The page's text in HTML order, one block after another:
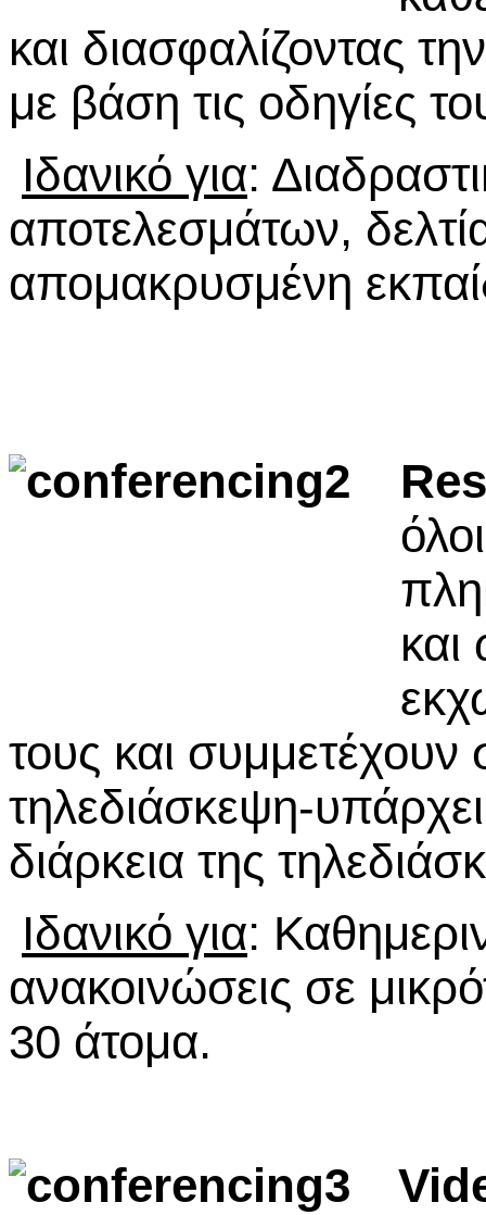
και διασφαλίζοντας
με βάση τις οδηγίες
Ιδανικό για:
αποτελεσμάτων,
απομακρυσμένη
τους και συμμετέχουν
τηλεδιάσκεψη-
διάρκεια της
Ιδανικό για:
ανακοινώσεις σε
30 άτομα.